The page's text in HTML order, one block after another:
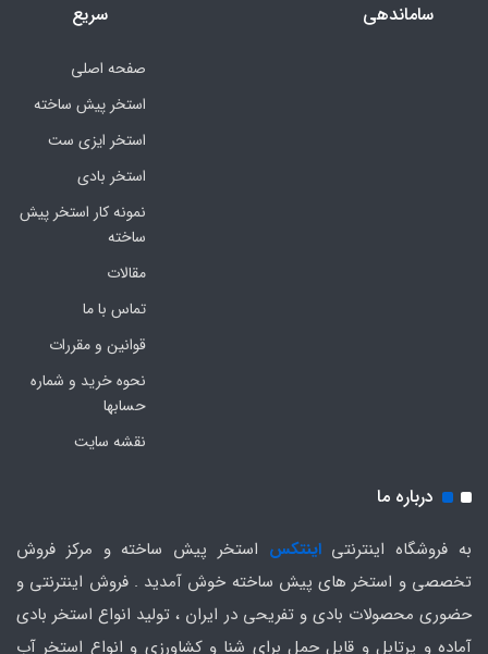
ساماندهی
سریع
صفحه اصلی
استخر پیش ساخته
استخر ایزی ست
استخر بادی
نمونه کار استخر پیش
ساخته
مقالات
تماس با ما
قوانین و مقررات
نحوه خرید و شماره
حسابها
نقشه سایت
درباره ما
به فروشگاه اینترنتیاینتکس استخر پیش ساخته و مرکز فروش
تخصصی و استخر های پیش ساخته خوش آمدید . فروش اینترنتی و
حضوری محصولات بادی و تفریحی در ایران ، تولید انواع استخر بادی
آماده و پرتابل و قابل حمل برای شنا و کشاورزی و انواع استخر آب